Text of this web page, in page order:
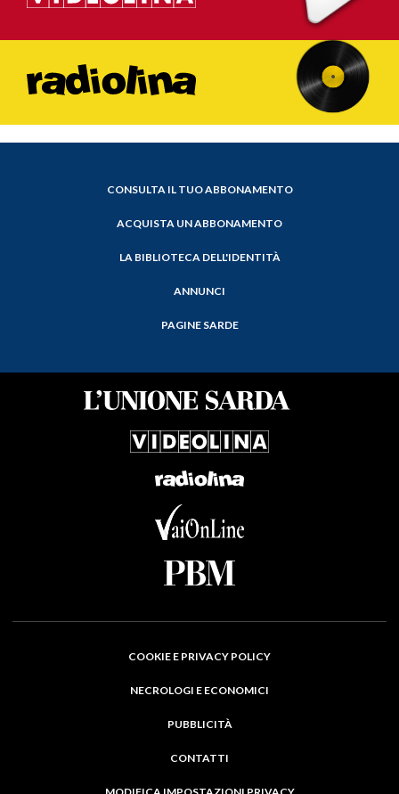
CONSULTA IL TUO ABBONAMENTO
ACQUISTA UN ABBONAMENTO
LA BIBLIOTECA DELL'IDENTITÀ
ANNUNCI
PAGINE SARDE
COOKIE E PRIVACY POLICY
NECROLOGI E ECONOMICI
PUBBLICITÀ
CONTATTI
MODIFICA IMPOSTAZIONI PRIVACY